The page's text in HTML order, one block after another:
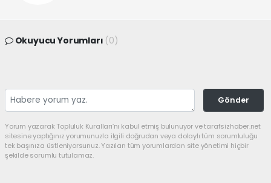
Okuyucu Yorumları (0)
Gönder
Yorum yazarak Topluluk Kuralları’nı kabul etmiş bulunuyor ve tarafsizhaber.net
sitesine yaptığınız yorumunuzla ilgili doğrudan veya dolaylı tüm sorumluluğu
tek başınıza üstleniyorsunuz. Yazılan tüm yorumlardan site yönetimi hiçbir
şekilde sorumlu tutulamaz.